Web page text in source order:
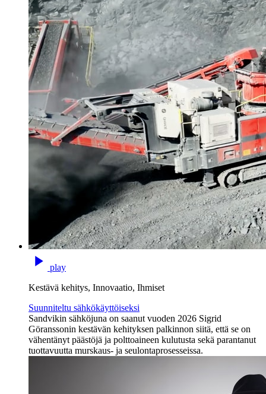
play
Kestävä kehitys, Innovaatio, Ihmiset
Suunniteltu sähkökäyttöiseksi
Sandvikin sähköjuna on saanut vuoden 2026 Sigrid
Göranssonin kestävän kehityksen palkinnon siitä, että se on
vähentänyt päästöjä ja polttoaineen kulutusta sekä parantanut
tuottavuutta murskaus- ja seulontaprosesseissa.